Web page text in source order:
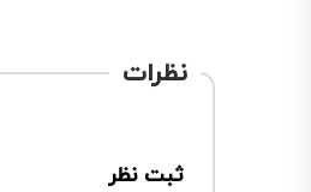
نظرات
ثبت نظر